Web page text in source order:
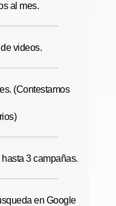
al mes.
videos.
(Contestamos
3 campañas.
en Google